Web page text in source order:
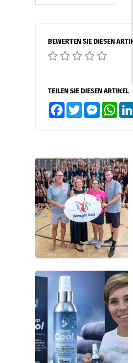
BEWERTEN SIE DIESEN
TEILEN SIE DIESEN ARTIKEL
FacebookTwitter Messenger